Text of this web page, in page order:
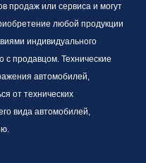
продаж или сервиса и могут
любой продукции
индивидуального
с продавцом. Технические
автомобилей,
от технических
вида автомобилей,